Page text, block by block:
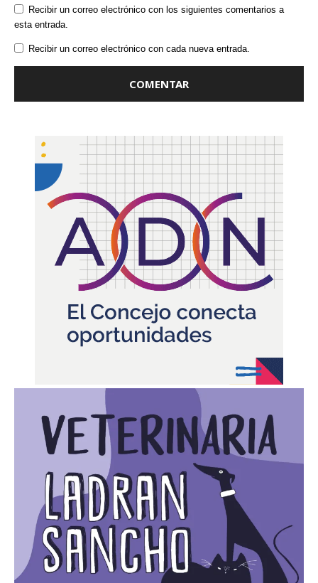
Recibir un correo electrónico con los siguientes comentarios a
esta entrada.
Recibir un correo electrónico con cada nueva entrada.